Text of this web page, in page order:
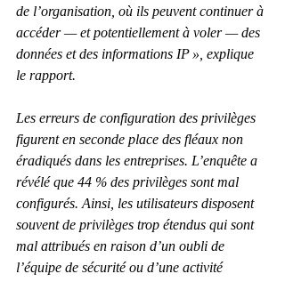
de l’organisation, où ils peuvent continuer à
accéder — et potentiellement à voler — des
données et des informations IP », explique
le rapport.
Les erreurs de configuration des privilèges
figurent en seconde place des fléaux non
éradiqués dans les entreprises. L’enquête a
révélé que 44 % des privilèges sont mal
configurés. Ainsi, les utilisateurs disposent
souvent de privilèges trop étendus qui sont
mal attribués en raison d’un oubli de
l’équipe de sécurité ou d’une activité